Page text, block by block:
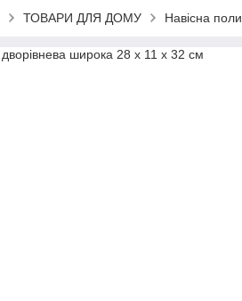
ТОВАРИ ДЛЯ ДОМУ Навісна